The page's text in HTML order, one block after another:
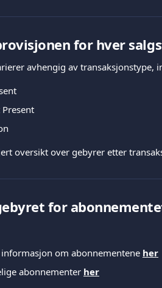
for hver
avhengig av transaksjonstype,
oversikt over gebyrer etter
for
om abonnementene her
abonnementer her